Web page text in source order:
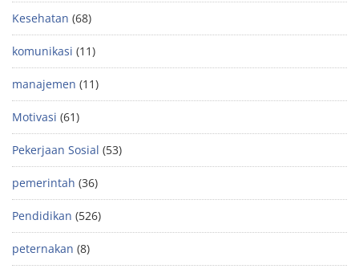
Kesehatan (68)
komunikasi (11)
manajemen (11)
Motivasi (61)
Pekerjaan Sosial (53)
pemerintah (36)
Pendidikan (526)
peternakan (8)